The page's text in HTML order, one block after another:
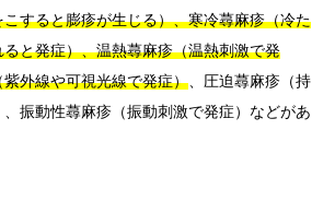
すると膨疹が生じる）、寒冷蕁麻疹（冷た
と発症）、温熱蕁麻疹（温熱刺激で発
外線や可視光線で発症） 、圧迫蕁麻疹（持
振動性蕁麻疹（振動刺激で発症）などがあ